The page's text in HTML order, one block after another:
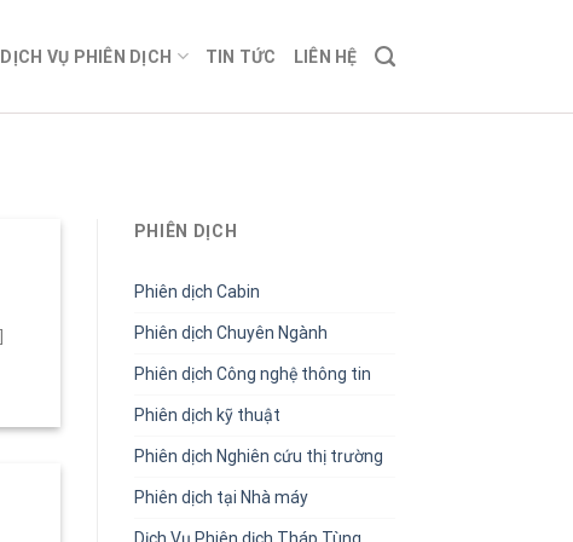
DỊCH VỤ PHIÊN DỊCH TIN TỨC LIÊN HỆ
PHIÊN DỊCH
Phiên dịch Cabin
Phiên dịch Chuyên Ngành
Phiên dịch Công nghệ thông tin
Phiên dịch kỹ thuật
Phiên dịch Nghiên cứu thị trường
Phiên dịch tại Nhà máy
Dịch Vụ Phiên dịch Tháp Tùng